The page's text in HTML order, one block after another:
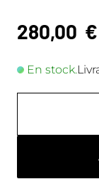
280,00 €
En stock.